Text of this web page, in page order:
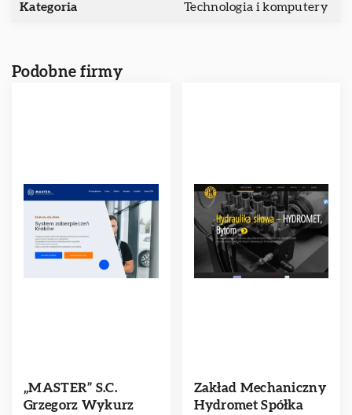
Kategoria Technologia i komputery
Podobne firmy
„MASTER” S.C.
Grzegorz Wykurz
Zakład Mechaniczny
Hydromet Spółka